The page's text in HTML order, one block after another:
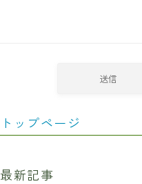
トップページ
最新記事